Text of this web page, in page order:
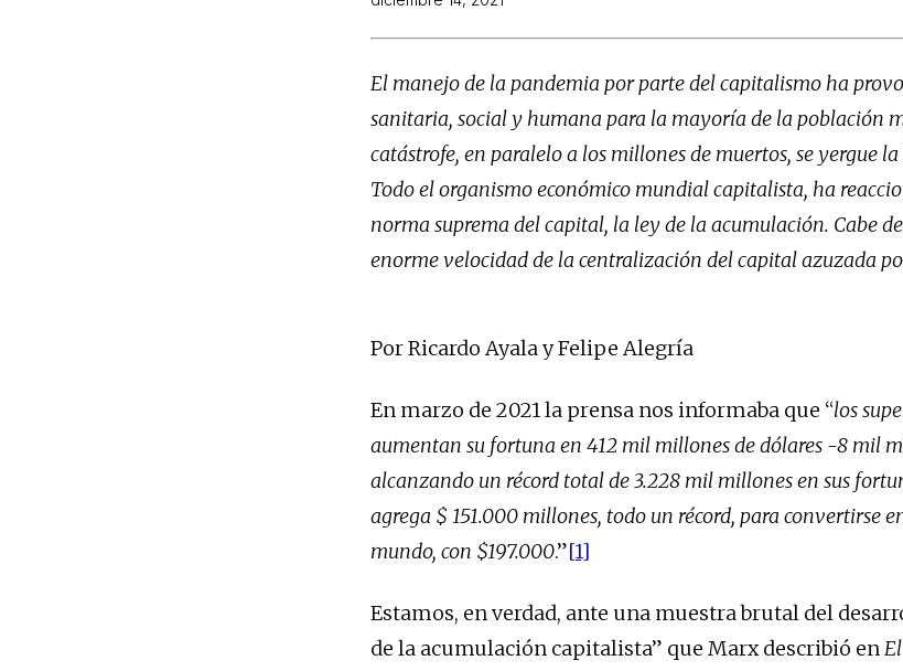
El manejo de la pandemia por parte del capitalismo ha
sanitaria, social y humana para la mayoría de la población
catástrofe, en paralelo a los millones de muertos, se yergue
Todo el organismo económico mundial capitalista, ha
norma suprema del capital, la ley de la acumulación. Cabe
enorme velocidad de la centralización del capital azuzada
Por Ricardo Ayala y Felipe Alegría
En marzo de 2021 la prensa nos informaba que “los
aumentan su fortuna en 412 mil millones de dólares -8 mil
alcanzando un récord total de 3.228 mil millones en sus
agrega $ 151.000 millones, todo un récord, para convertirse
mundo, con $197.000.”[1]
Estamos, en verdad, ante una muestra brutal del
de la acumulación capitalista” que Marx describió en